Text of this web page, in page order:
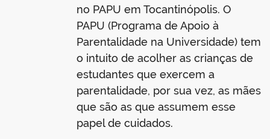
no PAPU em Tocantinópolis. O
PAPU (Programa de Apoio à
Parentalidade na Universidade) tem
o intuito de acolher as crianças de
estudantes que exercem a
parentalidade, por sua vez, as mães
que são as que assumem esse
papel de cuidados.